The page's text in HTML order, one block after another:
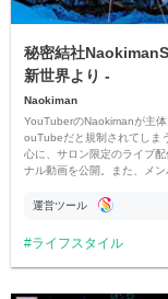
秘密結社
新世界より -
Naokiman
YouTuberのNaokimanが主
ouTubeだと規制されてしま
心に、サロン限定のライブ配
ナル動画を公開。また、メ
ただいています。
運営ツール
ライフスタイル